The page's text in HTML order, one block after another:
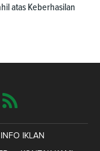
atas Keberhasilan
INFO IKLAN